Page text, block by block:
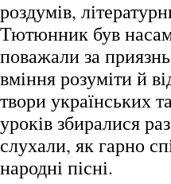
роздумів,
Тютюнник був
поважали за
вміння розуміти й
твори українських
уроків збиралися
слухали, як гарно
народні пісні.